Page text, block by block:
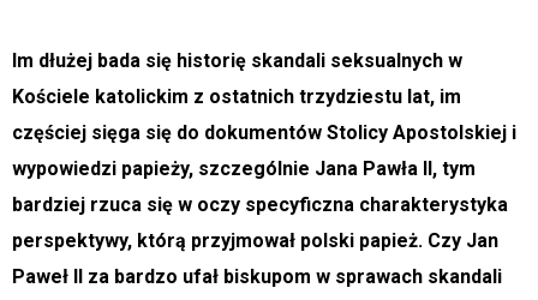
Im dłużej bada się historię skandali seksualnych w
Kościele katolickim z ostatnich trzydziestu lat, im
częściej sięga się do dokumentów Stolicy Apostolskiej i
wypowiedzi papieży, szczególnie Jana Pawła II, tym
bardziej rzuca się w oczy specyficzna charakterystyka
perspektywy, którą przyjmował polski papież. Czy Jan
Paweł II za bardzo ufał biskupom w sprawach skandali